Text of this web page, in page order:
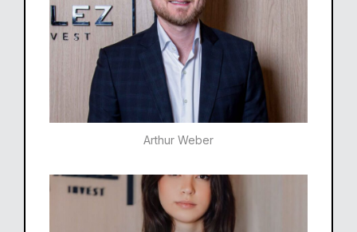
Arthur Weber